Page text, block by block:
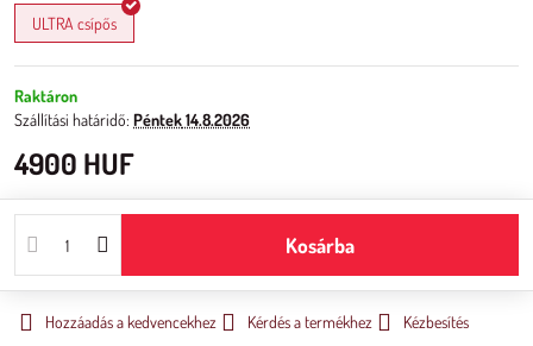
ULTRA csípős
Raktáron
Szállítási határidő: Péntek14.8.2026
4900 HUF
Kosárba
Hozzáadás a kedvencekhez Kérdés a termékhez Kézbesítés